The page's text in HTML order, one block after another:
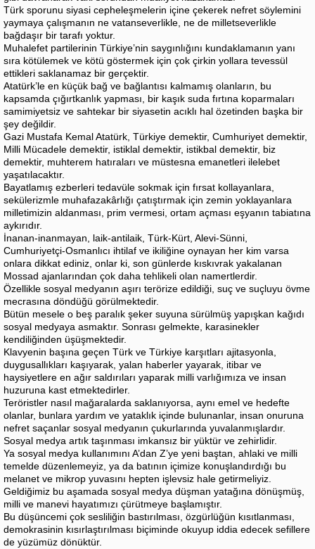
Türk sporunu siyasi cepheleşmelerin içine çekerek nefret söylemini
yaymaya çalışmanın ne vatanseverlikle, ne de milletseverlikle
bağdaşır bir tarafı yoktur.
Muhalefet partilerinin Türkiye’nin saygınlığını kundaklamanın yanı
sıra kötülemek ve kötü göstermek için çok çirkin yollara tevessül
ettikleri saklanamaz bir gerçektir.
Atatürk’le en küçük bağ ve bağlantısı kalmamış olanların, bu
kapsamda çığırtkanlık yapması, bir kaşık suda fırtına koparmaları
samimiyetsiz ve sahtekar bir siyasetin acıklı hal özetinden başka bir
şey değildir.
Gazi Mustafa Kemal Atatürk, Türkiye demektir, Cumhuriyet demektir,
Milli Mücadele demektir, istiklal demektir, istikbal demektir, biz
demektir, muhterem hatıraları ve müstesna emanetleri ilelebet
yaşatılacaktır.
Bayatlamış ezberleri tedavüle sokmak için fırsat kollayanlara,
sekülerizmle muhafazakârlığı çatıştırmak için zemin yoklayanlara
milletimizin aldanması, prim vermesi, ortam açması eşyanın tabiatına
aykırıdır.
İnanan-inanmayan, laik-antilaik, Türk-Kürt, Alevi-Sünni,
Cumhuriyetçi-Osmanlıcı ihtilaf ve ikiliğine oynayan her kim varsa
onlara dikkat ediniz, onlar ki, son günlerde kıskıvrak yakalanan
Mossad ajanlarından çok daha tehlikeli olan namertlerdir.
Özellikle sosyal medyanın aşırı terörize edildiği, suç ve suçluyu övme
mecrasına döndüğü görülmektedir.
Bütün mesele o beş paralık şeker suyuna sürülmüş yapışkan kağıdı
sosyal medyaya asmaktır. Sonrası gelmekte, karasinekler
kendiliğinden üşüşmektedir.
Klavyenin başına geçen Türk ve Türkiye karşıtları ajitasyonla,
duygusallıkları kaşıyarak, yalan haberler yayarak, itibar ve
haysiyetlere en ağır saldırıları yaparak milli varlığımıza ve insan
huzuruna kast etmektedirler.
Teröristler nasıl mağaralarda saklanıyorsa, aynı emel ve hedefte
olanlar, bunlara yardım ve yataklık içinde bulunanlar, insan onuruna
nefret saçanlar sosyal medyanın çukurlarında yuvalanmışlardır.
Sosyal medya artık taşınması imkansız bir yüktür ve zehirlidir.
Ya sosyal medya kullanımını A’dan Z’ye yeni baştan, ahlaki ve milli
temelde düzenlemeyiz, ya da batının içimize konuşlandırdığı bu
melanet ve mikrop yuvasını hepten işlevsiz hale getirmeliyiz.
Geldiğimiz bu aşamada sosyal medya düşman yatağına dönüşmüş,
milli ve manevi hayatımızı çürütmeye başlamıştır.
Bu düşüncemi çok sesliliğin bastırılması, özgürlüğün kısıtlanması,
demokrasinin kısırlaştırılması biçiminde okuyup iddia edecek sefillere
de yüzümüz dönüktür.